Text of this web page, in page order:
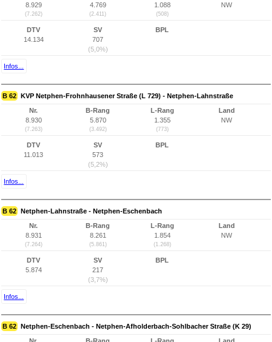
8.929
(7.262)
4.769
(2.411)
1.088
(508)
NW
DTV
14.134
SV
707
(5,0%)
BPL
Infos...
B 62 KVP Netphen-Frohnhausener Straße (L 729) - Netphen-Lahnstraße
Nr.
8.930
(7.263)
B-Rang
5.870
(3.492)
L-Rang
1.355
(773)
Land
NW
DTV
11.013
SV
573
(5,2%)
BPL
Infos...
B 62 Netphen-Lahnstraße - Netphen-Eschenbach
Nr.
8.931
(7.264)
B-Rang
8.261
(5.861)
L-Rang
1.854
(1.268)
Land
NW
DTV
5.874
SV
217
(3,7%)
BPL
Infos...
B 62 Netphen-Eschenbach - Netphen-Afholderbach-Sohlbacher Straße (K 29)